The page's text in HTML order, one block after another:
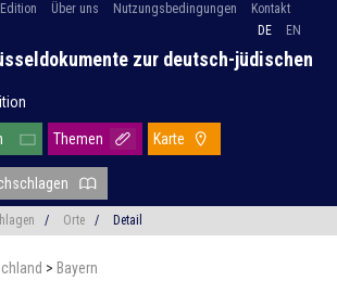
Über uns Nutzungsbedingungen
Kontakt
DE
EN
zur deutsch-jüdischen
Themen Karte
/ Orte / Detail
> Bayern